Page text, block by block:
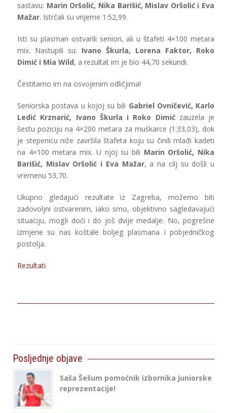
sastavu: Marin Oršolić, Nika Barišić, Mislav Oršolić i Eva
Mažar. Istrčali su vrijeme 1:52,99.
Isti su plasman ostvarili seniori, ali u štafeti 4×100 metara
mix. Nastupili su: Ivano Škurla, Lorena Faktor, Roko
Dimić i Mia Wild, a rezultat im je bio 44,70 sekundi.
Čestitamo im na osvojenim odličjima!
Seniorska postava u kojoj su bili Gabriel Ovničević, Karlo
Ledić Krznarić, Ivano Škurla i Roko Dimićzauzela je
šestu poziciju na 4×200 metara za muškarce (1:33,03), dok
je stepenicu niže završila štafeta koju su činili mlađi kadeti
na 4×100 metara mix. U njoj su bili Marin Oršolić, Nika
Barišić, Mislav Oršolić i Eva Mažar, a na cilj su došli u
vremenu 53,70.
Ukupno gledajući rezultate iz Zagreba, možemo biti
zadovoljni ostvarenim, iako smo, objektivno sagledavajući
situaciju, mogli doći i do još dvije medalje. No, pogrešne
izmjene su nas koštale boljeg plasmana i pobjedničkog
postolja.
Rezultati
Posljednje objave
Saša Šešum pomoćnik izbornika juniorske
reprezentacije!